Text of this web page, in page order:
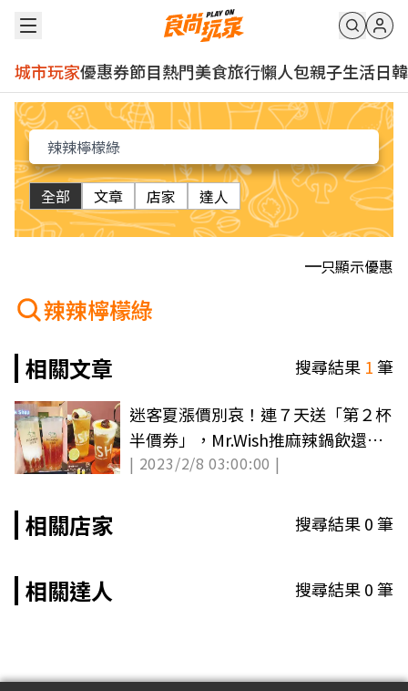
城市玩家優惠券節目熱門美食旅行懶人包親子生活日韓
全部 文章 店家 達人
只顯示優惠
辣辣檸檬綠
相關文章
搜尋結果 1筆
迷客夏漲價別哀！連７天送「第２杯
半價券」，Mr.Wish推麻辣鍋飲還能
「加辣」
| 2023/2/8 03:00:00 |
相關店家 搜尋結果0筆
相關達人 搜尋結果0筆